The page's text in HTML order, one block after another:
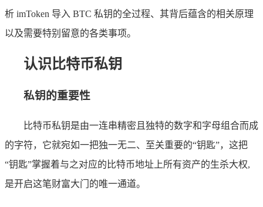
析 imToken 导入 BTC 私钥的全过程、其背后蕴含的相关原理
以及需要特别留意的各类事项。
认识比特币私钥
私钥的重要性
比特币私钥是由一连串精密且独特的数字和字母组合而成
的字符，它就宛如一把独一无二、至关重要的“钥匙”，这把
“钥匙”掌握着与之对应的比特币地址上所有资产的生杀大权,
是开启这笔财富大门的唯一通道。